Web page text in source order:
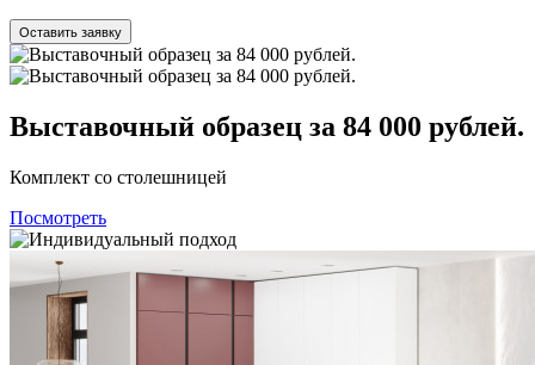
Оставить заявку
Выставочный образец за 84 000 рублей.
Комплект со столешницей
Посмотреть